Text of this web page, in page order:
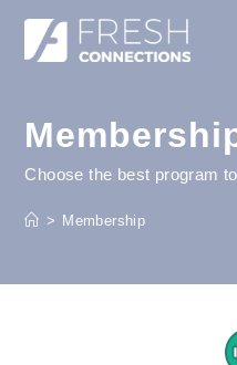
Choose the best program
> Membership